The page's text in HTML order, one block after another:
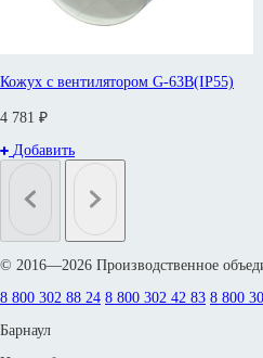
Кожух с вентилятором G-63B(IP55)
4 781 ₽
Добавить
© 2016—2026 Производственное
8 800 302 88 24 8 800 302 42 83 8 800
Барнаул